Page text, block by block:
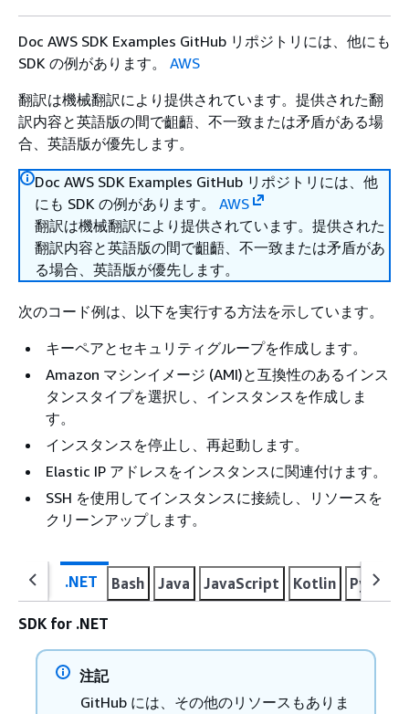
Doc AWS SDK Examples GitHub リポジトリには、他にも
SDK の例があります。 AWS
翻訳は機械翻訳により提供されています。提供された翻
訳内容と英語版の間で齟齬、不一致または矛盾がある場
合、英語版が優先します。
Doc AWS SDK Examples GitHub リポジトリには、他
にも SDK の例があります。 AWS
翻訳は機械翻訳により提供されています。提供された
翻訳内容と英語版の間で齟齬、不一致または矛盾があ
る場合、英語版が優先します。
次のコード例は、以下を実行する方法を示しています。
キーペアとセキュリティグループを作成します。
Amazon マシンイメージ (AMI)と互換性のあるインス
タンスタイプを選択し、インスタンスを作成しま
す。
インスタンスを停止し、再起動します。
Elastic IP アドレスをインスタンスに関連付けます。
SSH を使用してインスタンスに接続し、リソースを
クリーンアップします。
.NET Bash Java JavaScript Kotlin Python
SDK for .NET
注記
GitHub には、その他のリソースもありま